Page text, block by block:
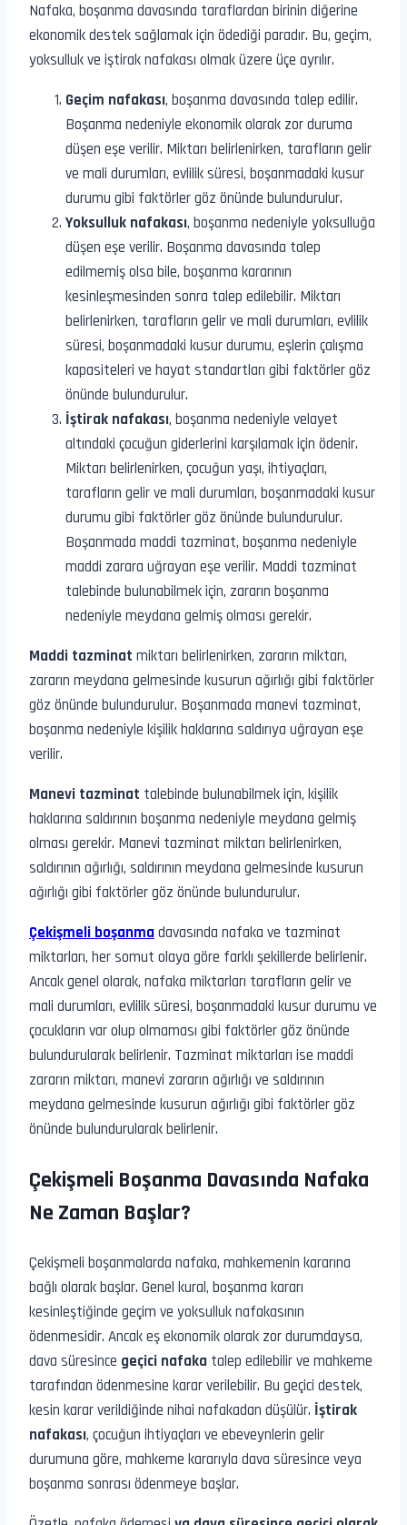
Nafaka, boşanma davasında taraflardan birinin diğerine
ekonomik destek sağlamak için ödediği paradır. Bu, geçim,
yoksulluk ve iştirak nafakası olmak üzere üçe ayrılır.
Geçim nafakası, boşanma davasında talep edilir.
Boşanma nedeniyle ekonomik olarak zor duruma
düşen eşe verilir. Miktarı belirlenirken, tarafların gelir
ve mali durumları, evlilik süresi, boşanmadaki kusur
durumu gibi faktörler göz önünde bulundurulur.
Yoksulluk nafakası, boşanma nedeniyle yoksulluğa
düşen eşe verilir. Boşanma davasında talep
edilmemiş olsa bile, boşanma kararının
kesinleşmesinden sonra talep edilebilir. Miktarı
belirlenirken, tarafların gelir ve mali durumları, evlilik
süresi, boşanmadaki kusur durumu, eşlerin çalışma
kapasiteleri ve hayat standartları gibi faktörler göz
önünde bulundurulur.
İştirak nafakası, boşanma nedeniyle velayet
altındaki çocuğun giderlerini karşılamak için ödenir.
Miktarı belirlenirken, çocuğun yaşı, ihtiyaçları,
tarafların gelir ve mali durumları, boşanmadaki kusur
durumu gibi faktörler göz önünde bulundurulur.
Boşanmada maddi tazminat, boşanma nedeniyle
maddi zarara uğrayan eşe verilir. Maddi tazminat
talebinde bulunabilmek için, zararın boşanma
nedeniyle meydana gelmiş olması gerekir.
Maddi tazminat miktarı belirlenirken, zararın miktarı,
zararın meydana gelmesinde kusurun ağırlığı gibi faktörler
göz önünde bulundurulur. Boşanmada manevi tazminat,
boşanma nedeniyle kişilik haklarına saldırıya uğrayan eşe
verilir.
Manevi tazminat talebinde bulunabilmek için, kişilik
haklarına saldırının boşanma nedeniyle meydana gelmiş
olması gerekir. Manevi tazminat miktarı belirlenirken,
saldırının ağırlığı, saldırının meydana gelmesinde kusurun
ağırlığı gibi faktörler göz önünde bulundurulur.
Çekişmeli boşanmadavasında nafaka ve tazminat
miktarları, her somut olaya göre farklı şekillerde belirlenir.
Ancak genel olarak, nafaka miktarları tarafların gelir ve
mali durumları, evlilik süresi, boşanmadaki kusur durumu ve
çocukların var olup olmaması gibi faktörler göz önünde
bulundurularak belirlenir. Tazminat miktarları ise maddi
zararın miktarı, manevi zararın ağırlığı ve saldırının
meydana gelmesinde kusurun ağırlığı gibi faktörler göz
önünde bulundurularak belirlenir.
Çekişmeli Boşanma Davasında Nafaka
Ne Zaman Başlar?
Çekişmeli boşanmalarda nafaka, mahkemenin kararına
bağlı olarak başlar. Genel kural, boşanma kararı
kesinleştiğinde geçim ve yoksulluk nafakasının
ödenmesidir. Ancak eş ekonomik olarak zor durumdaysa,
dava süresince geçici nafaka talep edilebilir ve mahkeme
tarafından ödenmesine karar verilebilir. Bu geçici destek,
kesin karar verildiğinde nihai nafakadan düşülür. İştirak
nafakası, çocuğun ihtiyaçları ve ebeveynlerin gelir
durumuna göre, mahkeme kararıyla dava süresince veya
boşanma sonrası ödenmeye başlar.